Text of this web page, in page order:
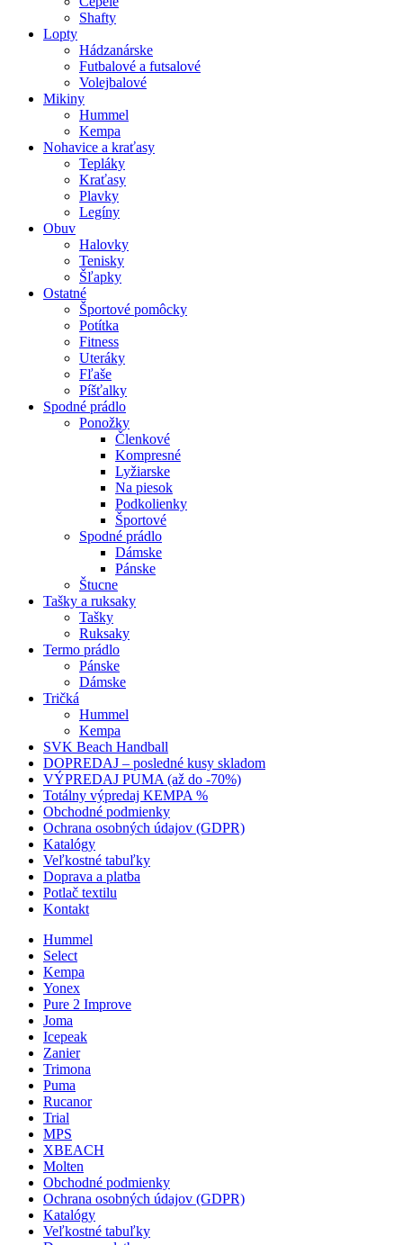
Shafty
Lopty
Hádzanárske
Futbalové a futsalové
Volejbalové
Mikiny
Hummel
Kempa
Nohavice a kraťasy
Tepláky
Kraťasy
Plavky
Legíny
Obuv
Halovky
Tenisky
Šľapky
Ostatné
Športové pomôcky
Potítka
Fitness
Uteráky
Fľaše
Píšťalky
Spodné prádlo
Ponožky
Členkové
Kompresné
Lyžiarske
Na piesok
Podkolienky
Športové
Spodné prádlo
Dámske
Pánske
Štucne
Tašky a ruksaky
Tašky
Ruksaky
Termo prádlo
Pánske
Dámske
Tričká
Hummel
Kempa
SVK Beach Handball
DOPREDAJ – posledné kusy skladom
VÝPREDAJ PUMA (až do -70%)
Totálny výpredaj KEMPA %
Obchodné podmienky
Ochrana osobných údajov (GDPR)
Katalógy
Veľkostné tabuľky
Doprava a platba
Potlač textilu
Kontakt
Hummel
Select
Kempa
Yonex
Pure 2 Improve
Joma
Icepeak
Zanier
Trimona
Puma
Rucanor
Trial
MPS
XBEACH
Molten
Obchodné podmienky
Ochrana osobných údajov (GDPR)
Katalógy
Veľkostné tabuľky